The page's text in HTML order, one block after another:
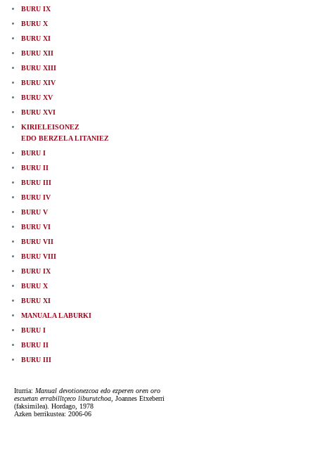
BURU IX
BURU X
BURU XI
BURU XII
BURU XIII
BURU XIV
BURU XV
BURU XVI
KIRIELEISONEZ
EDO BERZELA LITANIEZ
BURU I
BURU II
BURU III
BURU IV
BURU V
BURU VI
BURU VII
BURU VIII
BURU IX
BURU X
BURU XI
MANUALA LABURKI
BURU I
BURU II
BURU III
Iturria: Manual devotionezcoa edo ezperen oren oro
escuetan errabilltçeco liburutchoa , Joannes Etxeberri
(faksimilea). Hordago, 1978
Azken berrikustea: 2006-06